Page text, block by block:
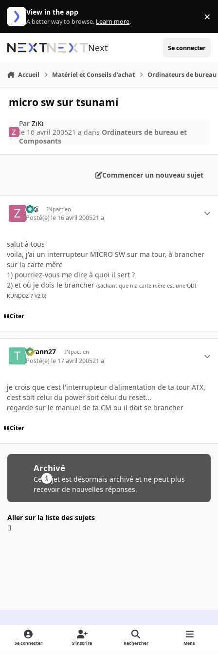
Aller au contenu
View in the app
A better way to browse. Learn more. ×
Next Se connecter
Accueil Matériel et Conseils d'achat Ordinateurs de bureau
micro sw sur tsunami
ParZiKi
le 16 avril 200521 a dans Ordinateurs de bureau et
Composants
Commencer un nouveau sujet
ZiKi INpactien
Posté(e) le 16 avril 200521 a
salut à tous
voila, j'ai un interrupteur MICRO SW sur ma tour, à brancher
sur la carte mère
1) pourriez-vous me dire à quoi il sert ?
2) et où je dois le brancher (sachant que ma carte mère est une QDI
KUNDOZ 7 V2.0)
Citer
tyrann27 INpactien
Posté(e) le 17 avril 200521 a
je crois que c'est l'interrupteur d'alimentation de ta tour ATX,
c'est soit celui du power soit celui du reset...
regarde sur le manuel de ta CM ou il doit se brancher
Citer
Archivé
Ce sujet est désormais archivé et ne peut plus
recevoir de nouvelles réponses.
Aller sur la liste des sujets
Light ModeDark ModeSystem Preference
Se connecter S’inscrire Rechercher Menu